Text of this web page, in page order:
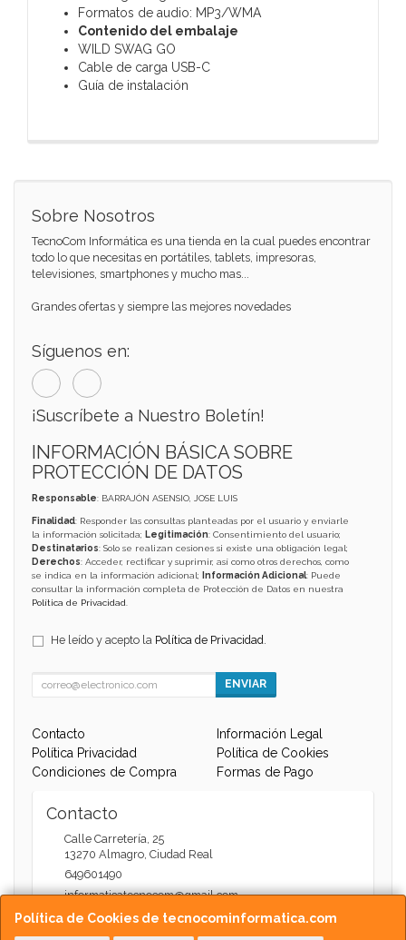
Formatos de audio: MP3/WMA
Contenido del embalaje
WILD SWAG GO
Cable de carga USB-C
Guía de instalación
Política de Cookies de tecnocominformatica.com
Sobre Nosotros
TecnoCom Informática es una tienda en la cual puedes encontrar
todo lo que necesitas en portátiles, tablets, impresoras,
televisiones, smartphones y mucho mas...
Grandes ofertas y siempre las mejores novedades
Síguenos en:
¡Suscríbete a Nuestro Boletín!
INFORMACIÓN BÁSICA SOBRE
PROTECCIÓN DE DATOS
Responsable: BARRAJÓN ASENSIO, JOSE LUIS
Finalidad: Responder las consultas planteadas por el usuario y enviarle
la información solicitada; Legitimación: Consentimiento del usuario;
Destinatarios: Solo se realizan cesiones si existe una obligación legal;
Derechos: Acceder, rectificar y suprimir, así como otros derechos, como
se indica en la información adicional;
Información Adicional: Puede
consultar la información completa de Protección de Datos en nuestra
Política de Privacidad
He leído y acepto la Política de Privacidad
ENVIAR
Contacto
Información Legal
Política Privacidad
Política de Cookies
Condiciones de Compra
Formas de Pago
Contacto
Calle Carretería, 25
13270 Almagro Ciudad Real
649601490
informaticatecnocom@gmail.com